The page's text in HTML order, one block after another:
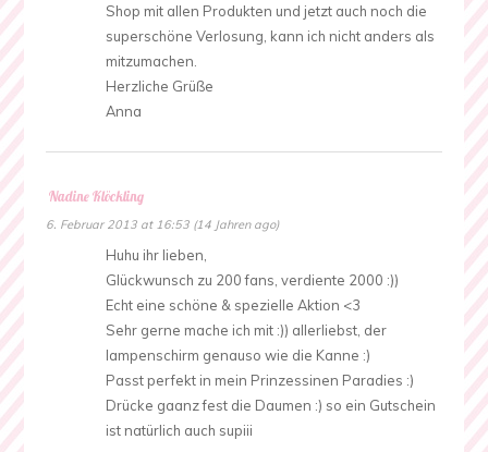
Shop mit allen Produkten und jetzt auch noch die
superschöne Verlosung, kann ich nicht anders als
mitzumachen.
Herzliche Grüße
Anna
Nadine Klöckling
6. Februar 2013 at 16:53 (14 Jahren ago)
Huhu ihr lieben,
Glückwunsch zu 200 fans, verdiente 2000 :))
Echt eine schöne & spezielle Aktion <3
Sehr gerne mache ich mit :)) allerliebst, der
lampenschirm genauso wie die Kanne :)
Passt perfekt in mein Prinzessinen Paradies :)
Drücke gaanz fest die Daumen :) so ein Gutschein
ist natürlich auch supiii